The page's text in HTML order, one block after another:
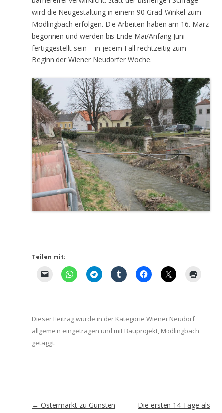
wird die Neugestaltung in einem 90 Grad-Winkel zum
Mödlingbach erfolgen. Die Arbeiten haben am 16. März
begonnen und werden bis Ende Mai/Anfang Juni
fertiggestellt sein – in jedem Fall rechtzeitig zum
Beginn der Wiener Neudorfer Woche.
Teilen mit:
Dieser Beitrag wurde in der Kategorie Wiener Neudorf
allgemein eingetragen und mit Bauprojekt, Mödlingbach
getaggt.
Artikel-
← Ostermarkt zu Gunsten
Die ersten 14 Tage als